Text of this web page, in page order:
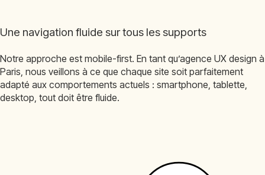
Une navigation fluide sur tous les supports
Notre approche est mobile-first. En tant qu’agence UX design à
Paris, nous veillons à ce que chaque site soit parfaitement
adapté aux comportements actuels : smartphone, tablette,
desktop, tout doit être fluide.